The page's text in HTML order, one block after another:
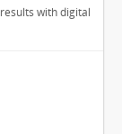
with digital